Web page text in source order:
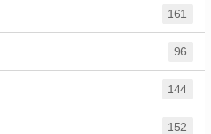
161
96
144
152